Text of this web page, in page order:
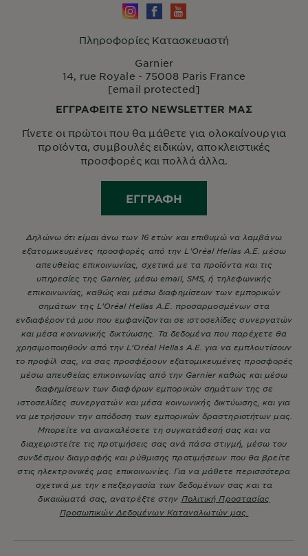
Πληροφορίες Κατασκευαστή
Garnier
14, rue Royale - 75008 Paris France
[email protected]
ΕΓΓΡΑΦΕΙΤΕ ΣΤΟ NEWSLETTER ΜΑΣ
Γίνετε οι πρώτοι που θα μάθετε για ολοκαίνουργια
προϊόντα, συμβουλές ειδικών, αποκλειστικές
προσφορές και πολλά άλλα.
ΕΓΓΡΑΦΉ
Δηλώνω ότι είμαι άνω των 16 ετών και επιθυμώ να λαμβάνω
εξατομικευμένες προσφορές από την L’Oréal Hellas A.E. μέσω
απευθείας επικοινωνίας, σχετικά με τα προϊόντα και τις
υπηρεσίες της Garnier, μέσω email, SMS, ή τηλεφωνικής
επικοινωνίας, καθώς και μέσω διαφημίσεων των εμπορικών
σημάτων της L’Oréal Hellas A.E. προσαρμοσμένων στα
ενδιαφέροντά μου που εμφανίζονται σε ιστοσελίδες συνεργατών
και μέσα κοινωνικής δικτύωσης. Τα δεδομένα που παρέχετε θα
χρησιμοποιηθούν από την L’Oréal Hellas A.E. για να εμπλουτίσουν
το προφίλ σας, να σας προσφέρουν εξατομικευμένες προσφορές
μέσω απευθείας επικοινωνίας από την Garnier καθώς και μέσω
διαφημίσεων των διαφόρων εμπορικών σημάτων της σε
ιστοσελίδες συνεργατών και μέσα κοινωνικής δικτύωσης, και για
να μετρήσουν την απόδοση των εμπορικών δραστηριοτήτων μας.
Μπορείτε να ανακαλέσετε τη συγκατάθεσή σας και να
διαχειριστείτε τις προτιμήσεις σας ανά πάσα στιγμή, μέσω του
συνδέσμου διαγραφής και ρύθμισης προτιμήσεων που θα βρείτε
στις ηλεκτρονικές μας επικοινωνίες. Για να μάθετε περισσότερα
σχετικά με την επεξεργασία των δεδομένων σας και τα
δικαιώματά σας, ανατρέξτε στην Πολιτική Προστασίας
Προσωπικών Δεδομένων Καταναλωτών μας.